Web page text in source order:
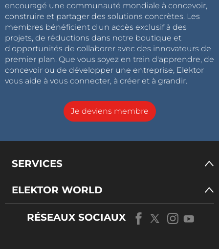
encouragé une communauté mondiale à concevoir,
construire et partager des solutions concrètes. Les
membres bénéficient d'un accès exclusif à des
projets, de réductions dans notre boutique et
d'opportunités de collaborer avec des innovateurs de
premier plan. Que vous soyez en train d'apprendre, de
concevoir ou de développer une entreprise, Elektor
vous aide à vous connecter, à créer et à grandir.
Je deviens membre
SERVICES
ELEKTOR WORLD
RÉSEAUX SOCIAUX